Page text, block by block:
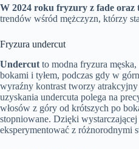
W 2024 roku fryzury z fade oraz
trendów wśród mężczyzn, którzy
Fryzura undercut
Undercut to modna fryzura
bokami i tyłem, podczas gdy w
wyraźny kontrast tworzy
uzyskania undercuta polega na
włosów z góry od krótszych po
stopniowane. Dzięki
eksperymentować z różnorodnymi